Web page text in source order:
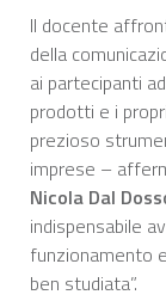
Il docente
della
ai partecipanti
prodotti e i
prezioso
imprese –
Nicola Dal
indispensabile
funzionamento
ben studiata”.